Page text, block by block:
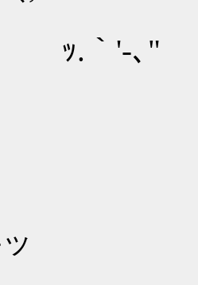
｀'-
-ッ